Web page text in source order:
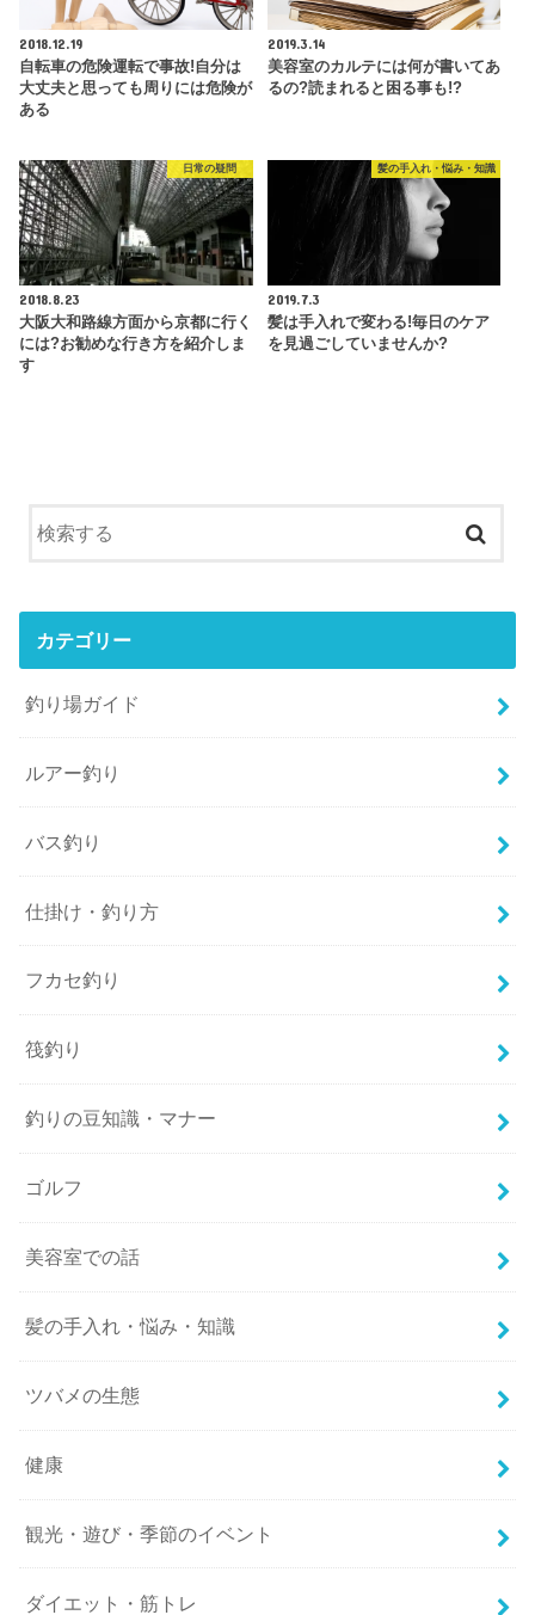
2018.12.19
自転車の危険運転で事故!自分は
大丈夫と思っても周りには危険が
ある
2019.3.14
美容室のカルテには何が書いてあ
るの?読まれると困る事も!?
日常の疑問
2018.8.23
大阪大和路線方面から京都に行く
には?お勧めな行き方を紹介しま
す
髪の手入れ・悩み・知識
2019.7.3
髪は手入れで変わる!毎日のケア
を見過ごしていませんか?
カテゴリー
釣り場ガイド
ルアー釣り
バス釣り
仕掛け・釣り方
フカセ釣り
筏釣り
釣りの豆知識・マナー
ゴルフ
美容室での話
髪の手入れ・悩み・知識
ツバメの生態
健康
観光・遊び・季節のイベント
ダイエット・筋トレ